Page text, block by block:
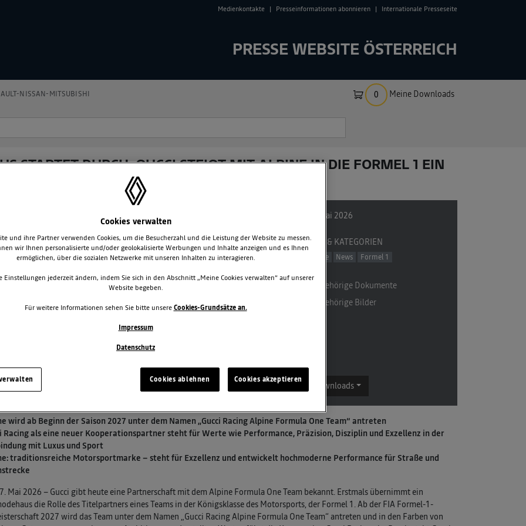
Medienkontakte Presseinformationen abonnieren Internationale Presseseite
PRESSE WEBSITE ÖSTERREICH
NISSAN-MITSUBISHI 0 Meine Downloads
STARTET DURCH: GUCCI STEIGT MIT ALPINE IN DIE FORMEL 1 EIN
WIRD TITELPARTNER
27. Mai 2026
TAGS & KATEGORIEN
Alpine News Formel 1
2 zugehörige Dokumente
2 zugehörige Bilder
Downloads
wird ab Beginn der Saison 2027 unter dem Namen „Gucci Racing Alpine Formula One Team“ antreten
Racing als eine neuer Kooperationspartner steht für Werte wie Performance, Präzision, Disziplin und Exzellenz in der
mit Luxus und Sport
traditionsreiche Motorsportmarke – steht für Exzellenz und entwickelt hochmoderne Performance für Straße und
Mai 2026 – Gucci gibt heute eine Partnerschaft mit dem Alpine Formula One Team bekannt. Erstmals übernimmt ein
die Rolle des Titelpartners eines Teams in der Königsklasse des Motorsports, der Formel 1. Ab der FIA Formel-1-
2027 wird das Team unter dem Namen „Gucci Racing Alpine Formula One Team“ antreten und in den Farben von
Cookies verwalten
und ihre Partner verwenden Cookies, um die Besucherzahl und die Leistung der Website zu messen.
wir Ihnen personalisierte und/oder geolokalisierte Werbungen und Inhalte anzeigen und es Ihnen
ermöglichen, über die sozialen Netzwerke mit unseren Inhalten zu interagieren.
Einstellungen jederzeit ändern, indem Sie sich in den Abschnitt „Meine Cookies verwalten“ auf unserer
Website begeben.
Für weitere Informationen sehen Sie bitte unsereCookies-Grundsätze an.
Impressum
Datenschutz
Cookies ablehnen Cookies akzeptieren